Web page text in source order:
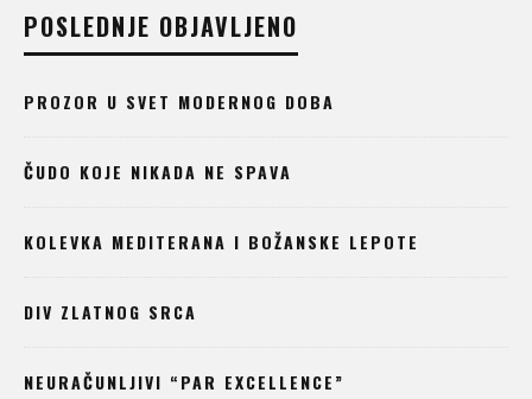
POSLEDNJE OBJAVLJENO
PROZOR U SVET MODERNOG DOBA
ČUDO KOJE NIKADA NE SPAVA
KOLEVKA MEDITERANA I BOŽANSKE LEPOTE
DIV ZLATNOG SRCA
NEURAČUNLJIVI “PAR EXCELLENCE”